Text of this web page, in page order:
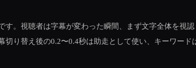
。視聴者は字幕が変わった瞬間、まず文字全体を視
り替え後の0.2〜0.4秒は助走として使い、キーワー